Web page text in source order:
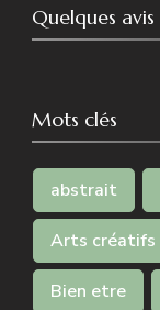
Quelques avis
Mots clés
abstrait
Arts créatifs
Bien etre